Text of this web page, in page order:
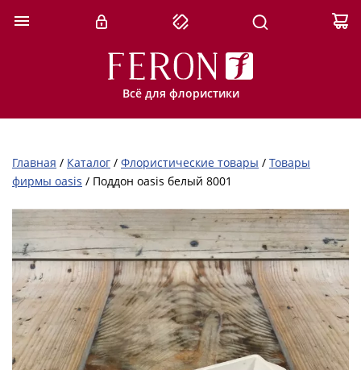
Всё для флористики
Главная / Каталог / Флористические товары / Товары
фирмы oasis / Поддон oasis белый 8001